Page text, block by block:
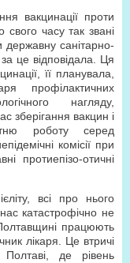
вакцинації проти
часу так звані
санітарно-
це відповідала. Ця
її планувала,
профілактичних
нагляду,
зберігання вакцин і
роботу серед
комісії при
протиепізо-отичні
всі про нього
катастрофічно не
працюють
лікаря. Це втричі
де рівень